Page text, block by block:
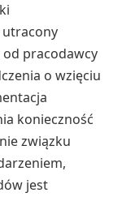
utracony
pracodawcy
o wzięciu
konieczność
związku
jest